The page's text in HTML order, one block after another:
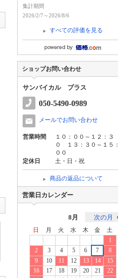
集計期間
2026/2/7～2026/8/6
すべての評価を見る
ショップお問い合わせ
サンバイカル プラス
050-5490-0989
メールでお問い合わせ
営業時間
１０：００～１２：３
０ １３：３０～１５：
００
定休日
土・日・祝
商品の返品について
営業日カレンダー
8月 次の月
日 月 火 水 木 金
土
1
2
3 4 5 6 7
8
9
10 11 12 13 14
15
16
17 18 19 20 21
22